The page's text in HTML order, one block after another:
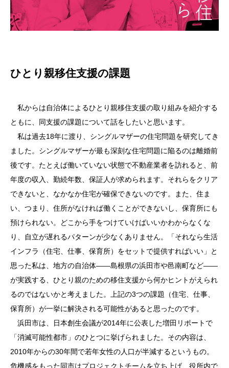
ひとり親移住支援の課題
私からは自治体によるひとり親移住支援の取り組みを紹介する
ともに、同支援の課題について話をしたいと思います。
私は過去18年に渡り、シングルマザーの住宅問題を研究してき
ました。シングルマザーが最も深刻な住宅問題に陥るのは離婚前
後です。たとえば働いていない状態で不動産業者を訪れると、前
年度の収入、勤続年数、保証人が求められます。それらをクリア
できないと、なかなか住宅が確保できないのです。また、住ま
い、つまり、住所がなければ働くことができないし、保育所にも
預けられない。どこから手をつけていけばいいかわからなくな
り、自立が遅れるパターンが少なくありません。「それなら生活
インフラ（住宅、仕事、保育所）をセットで提供すればいい」と
思った私は、地方の自治体――島根県の浜田市や邑南町など――
が実践する、ひとり親のための移住支援から何かヒントがえられ
るのではないかと考えました。上記の3つの課題（住宅、仕事、
保育所）が一挙に解決される可能性があると思ったのです。
浜田市は、日本創生会議が2014年に公表した増田リポートで
「消滅可能性都市」のひとつに挙げられました。その内容は、
2010年からの30年間で若年女性の人口が半減するというもの。
危機感をもった同市はプロジェクトチームを立ち上げ、役所内で